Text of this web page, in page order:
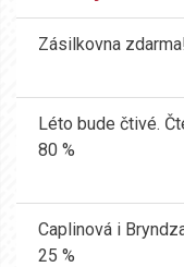
Zásilkovna
Léto bude čtivé.
80 %
Caplinová i
25 %